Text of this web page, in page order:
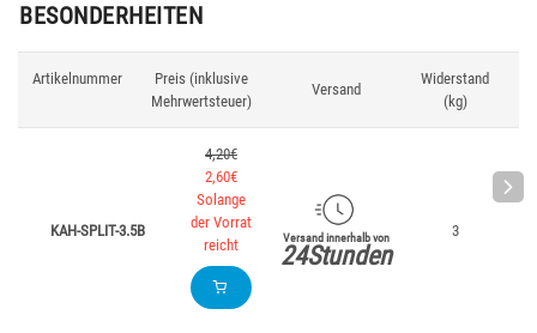
BESONDERHEITEN
Artikelnummer
Preis (inklusive
Mehrwertsteuer)
Versand
Widerstand
(kg)
KAH-SPLIT-3.5B
4,20€
2,60€
Solange
der Vorrat
reicht
Versand innerhalb von
24Stunden
3